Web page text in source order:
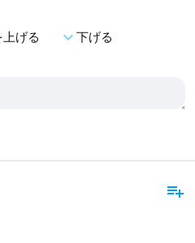
げる expand_more下げる
playlist_add